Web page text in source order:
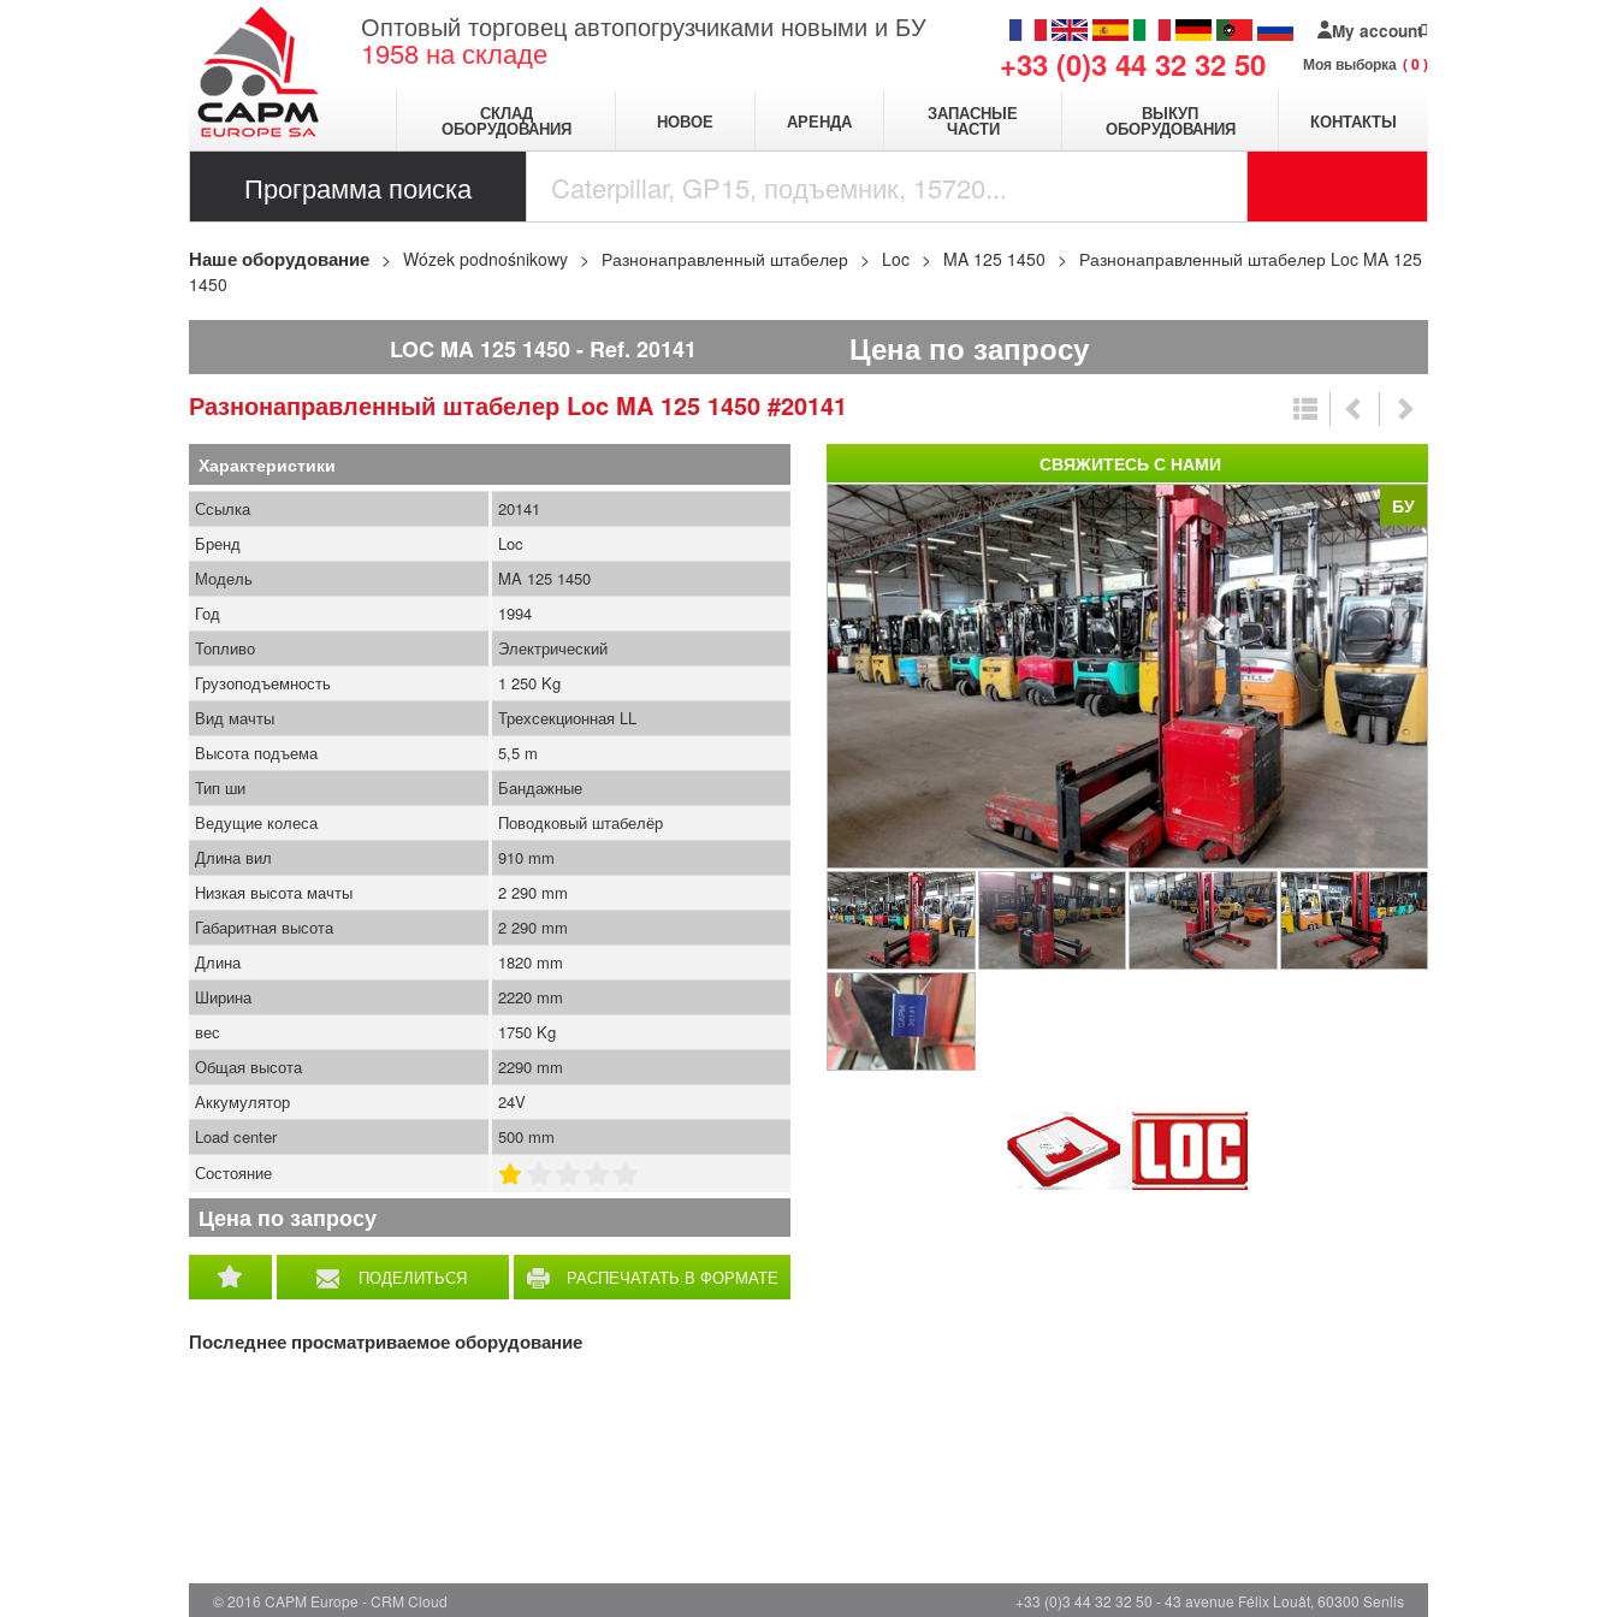
Оптовый торговец автопогрузчиками новыми и БУ
1958 на складе +33 (0)3 44 32 32 50
My account
Моя выборка 0
СКЛАД
ОБОРУДОВАНИЯ НОВОЕ АРЕНДА ЗАПАСНЫЕ
ЧАСТИ
ВЫКУП
ОБОРУДОВАНИЯ КОНТАКТЫ
Программа поиска
Наше оборудование Wózek podnośnikowy Разнонаправленный штабелер Loc MA 125 1450
Разнонаправленный штабелер Loc MA 125
1450
LOC MA 125 1450 Ref. 20141 Цена по запросу
Разнонаправленный штабелер Loc MA 125 1450 #20141
БУ
Характеристики
ПОДЕЛИТЬСЯ
РАСПЕЧАТАТЬ В ФОРМАТЕ
Ссылка
20141
Бренд
Loc
Модель
MA 125 1450
Год
1994
Топливо
Электрический
Грузоподъемность
1 250 Kg
Вид мачты
Трехсекционная LL
Высота подъема
5,5 m
Тип ши
Бандажные
Ведущие колеса
Поводковый штабелёр
Длина вил
910 mm
Низкая высота мачты
2 290 mm
Габаритная высота
2 290 mm
Длина
1820 mm
Ширина
2220 mm
вес
1750 Kg
Общая высота
2290 mm
Аккумулятор
24V
Load center
500 mm
Состояние
Цена по запросу
СВЯЖИТЕСЬ С НАМИ
Последнее просматриваемое оборудование
© 2016 CAPM Europe CRM Cloud +33 (0)3 44 32 32 50 - 43 avenue Félix Louât, 60300 Senlis